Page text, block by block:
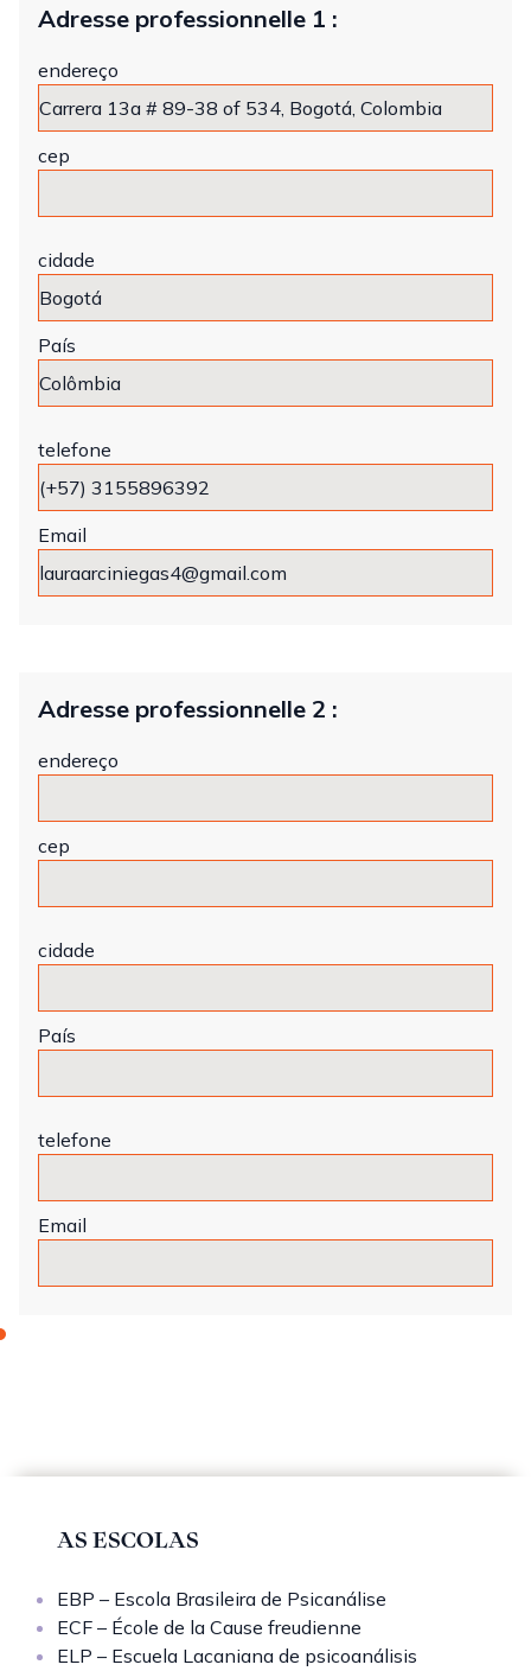
Adresse professionnelle 1 :
endereço
cep
cidade
País
telefone
Email
Adresse professionnelle 2 :
endereço
cep
cidade
País
telefone
Email
AS ESCOLAS
EBP – Escola Brasileira de Psicanálise
ECF – École de la Cause freudienne
ELP – Escuela Lacaniana de psicoanálisis